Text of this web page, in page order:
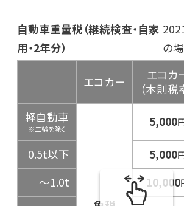
自動車重量税（継続検査・自家
用・2年分）
の
エコカー
エコカ
（本則税
軽自動車
※二輪を除く 5,000
0.5t以下 5,000
～1.0t
10,000